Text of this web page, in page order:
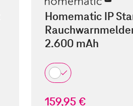
Homematic IP
2.600 mAh
159,95 €